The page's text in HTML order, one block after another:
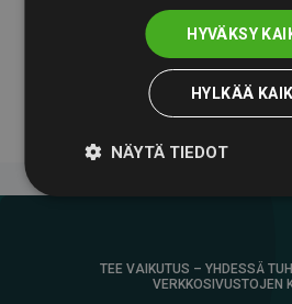
arvioiduista CO₂-päästöistä
selkeä todiste toimintatapamme
TEE VAIKUTUS – YHDESSÄ
VERKKOSIVUSTOJEN
HYVÄKSY
HYLKÄÄ
NÄYTÄ TIEDOT